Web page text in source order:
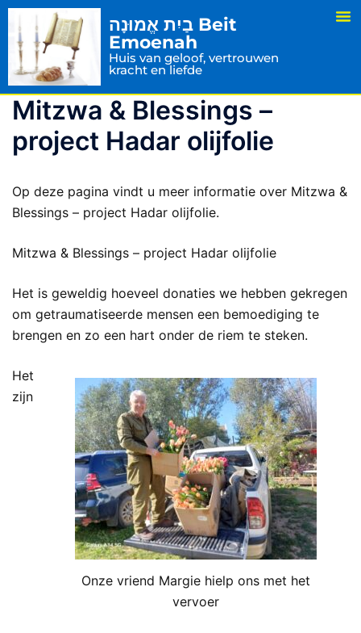
בַיִת אֱמוּנָה Beit
Emoenah
Huis van geloof, vertrouwen
kracht en liefde
Mitzwa & Blessings –
project Hadar olijfolie
Op deze pagina vindt u meer informatie over Mitzwa &
Blessings – project Hadar olijfolie.
Mitzwa & Blessings – project Hadar olijfolie
Het is geweldig hoeveel donaties we hebben gekregen
om getraumatiseerde mensen een bemoediging te
brengen en zo een hart onder de riem te steken.
Onze vriend Margie hielp ons met het
vervoer
Het
zijn